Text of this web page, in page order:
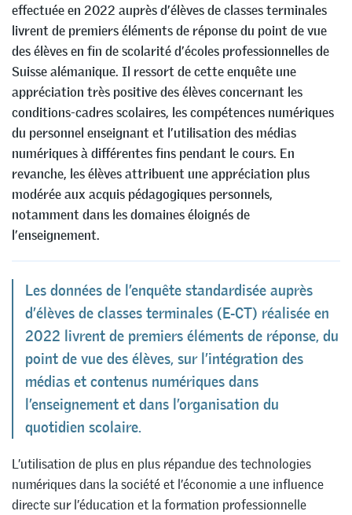
effectuée en 2022 auprès d’élèves de classes terminales
livrent de premiers éléments de réponse du point de vue
des élèves en fin de scolarité d’écoles professionnelles de
Suisse alémanique. Il ressort de cette enquête une
appréciation très positive des élèves concernant les
conditions-cadres scolaires, les compétences numériques
du personnel enseignant et l’utilisation des médias
numériques à différentes fins pendant le cours. En
revanche, les élèves attribuent une appréciation plus
modérée aux acquis pédagogiques personnels,
notamment dans les domaines éloignés de
l’enseignement.
Les données de l’enquête standardisée auprès
d’élèves de classes terminales (E-CT) réalisée en
2022 livrent de premiers éléments de réponse, du
point de vue des élèves, sur l’intégration des
médias et contenus numériques dans
l’enseignement et dans l’organisation du
quotidien scolaire.
L’utilisation de plus en plus répandue des technologies
numériques dans la société et l’économie a une influence
directe sur l’éducation et la formation professionnelle